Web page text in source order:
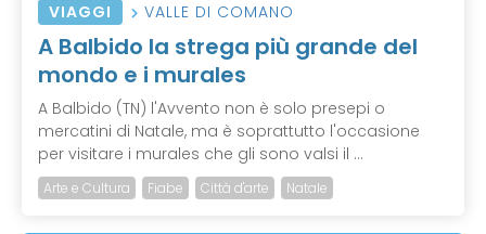
VIAGGI VALLE DI COMANO
A Balbido la strega più grande del
mondo e i murales
A Balbido (TN) l'Avvento non è solo presepi o
mercatini di Natale, ma è soprattutto l'occasione
per visitare i murales che gli sono valsi il ...
Arte e Cultura Fiabe Città d'arte Natale